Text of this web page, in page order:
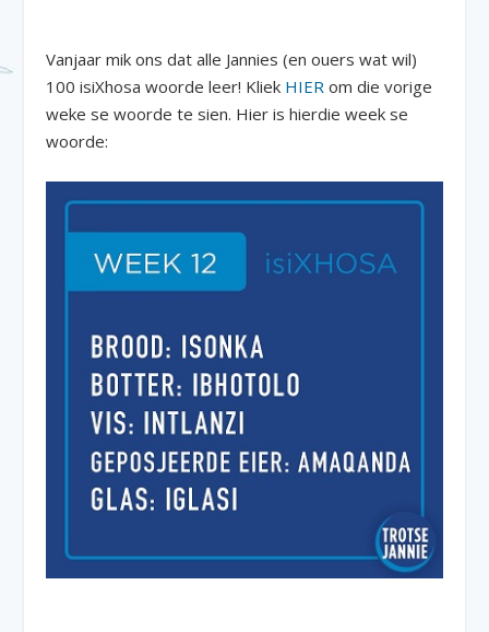
Vanjaar mik ons dat alle Jannies (en ouers wat wil)
100 isiXhosa woorde leer! Kliek HIER om die vorige
weke se woorde te sien. Hier is hierdie week se
woorde: